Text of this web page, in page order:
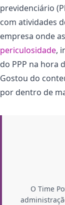
previdenciário
com atividades
empresa onde
periculosidade,
do PPP na hora
Gostou do
por dentro de
O Time